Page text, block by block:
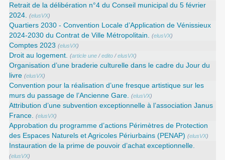
Retrait de la délibération n°4 du Conseil municipal du 5 février
2024. (elusVX)
Quartiers 2030 - Convention Locale d’Application de Vénissieux
2024-2030 du Contrat de Ville Métropolitain. (elusVX)
Comptes 2023 (elusVX)
Droit au logement. (article une /edito /elusVX)
Organisation d’une braderie culturelle dans le cadre du Jour du
livre (elusVX)
Convention pour la réalisation d’une fresque artistique sur les
murs du passage de l’Ancienne Gare. (elusVX)
Attribution d’une subvention exceptionnelle à l’association Janus
France. (elusVX)
Approbation du programme d’actions Périmètres de Protection
des Espaces Naturels et Agricoles Périurbains (PENAP) (elusVX)
Instauration de la prime de pouvoir d’achat exceptionnelle.
(elusVX)